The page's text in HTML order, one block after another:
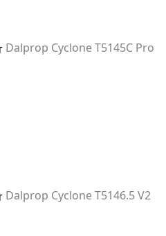
Dalprop Cyclone T5145C Pro
Dalprop Cyclone T5146.5 V2